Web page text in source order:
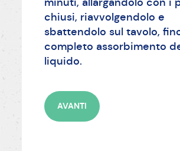
chiusi, riavvolgendolo e
sbattendolo sul tavolo,
completo assorbimento
liquido.
AVANTI